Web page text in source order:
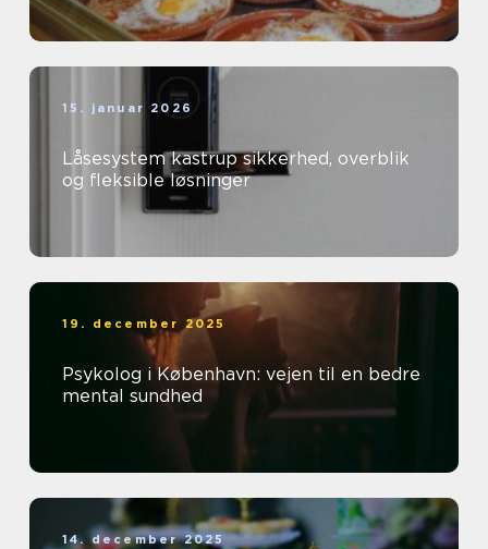
15. januar 2026
Låsesystem kastrup sikkerhed, overblik
og fleksible løsninger
19. december 2025
Psykolog i København: vejen til en bedre
mental sundhed
14. december 2025